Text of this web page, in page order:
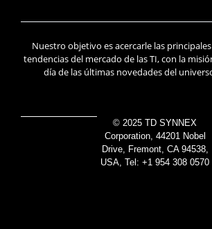
Nuestro objetivo es acercarle las
tendencias del mercado de las TI, con la
día de las últimas novedades del
© 2025 TD SYNNEX
Corporation, 44201 Nobel
Drive, Fremont, CA 94538,
USA, Tel: +1 954 308 0570